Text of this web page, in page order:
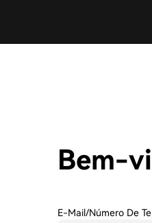
Bem-
E-Mail/número De